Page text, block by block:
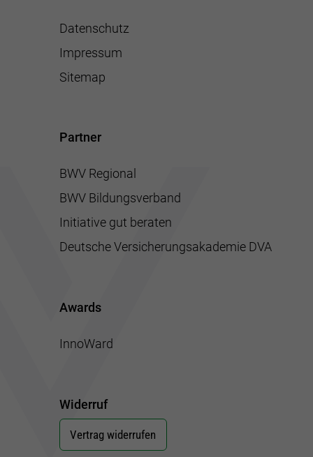
Datenschutz
Impressum
Sitemap
Partner
BWV Regional
BWV Bildungsverband
Initiative gut beraten
Deutsche Versicherungsakademie DVA
Awards
InnoWard
Widerruf
Vertrag widerrufen